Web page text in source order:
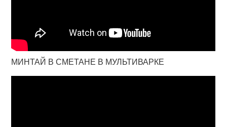
МИНТАЙ В СМЕТАНЕ В МУЛЬТИВАРКЕ